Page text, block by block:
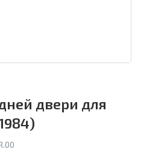
двери для